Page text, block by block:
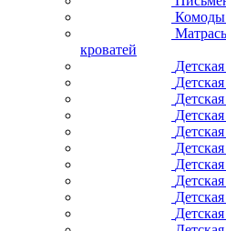
кроватей